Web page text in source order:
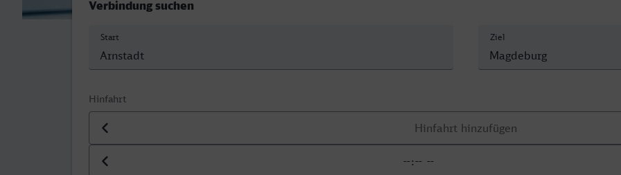
Verbindung suchen
Start Ziel
Hinfahrt
Datum der Hinfahrt
Uhrzeit der Hinfahrt